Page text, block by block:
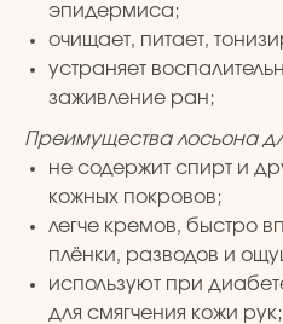
эпидермиса;
очищает, питает,
устраняет
заживление ран;
Преимущества лосьона
не содержит спирт и
кожных покровов;
легче кремов, быстро
плёнки, разводов и
используют при
для смягчения кожи рук;
TURK PRIME
КАТАЛОГ
© 2024 TURK PRIME. Все права защищены